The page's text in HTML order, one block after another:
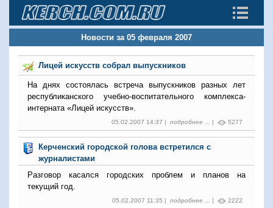
Новости за 05 февраля 2007
Лицей искусств собрал выпускников
На днях состоялась встреча выпускников разных лет
республиканского учебно-воспитательного комплекса-
интерната «Лицей искусств».
05.02.2007 14:37 | подробнее ... | 5277
Керченский городской голова встретился с
журналистами
Разговор касался городских проблем и планов на
текущий год.
05.02.2007 11:35 | подробнее ... | 2222